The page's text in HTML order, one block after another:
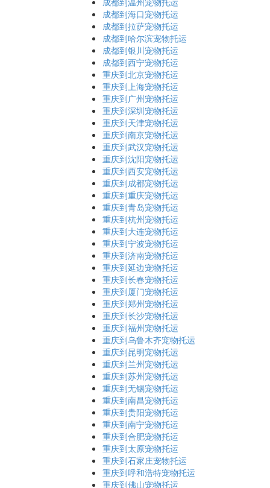
成都到海口宠物托运
成都到拉萨宠物托运
成都到哈尔滨宠物托运
成都到银川宠物托运
成都到西宁宠物托运
重庆到北京宠物托运
重庆到上海宠物托运
重庆到广州宠物托运
重庆到深圳宠物托运
重庆到天津宠物托运
重庆到南京宠物托运
重庆到武汉宠物托运
重庆到沈阳宠物托运
重庆到西安宠物托运
重庆到成都宠物托运
重庆到重庆宠物托运
重庆到青岛宠物托运
重庆到杭州宠物托运
重庆到大连宠物托运
重庆到宁波宠物托运
重庆到济南宠物托运
重庆到延边宠物托运
重庆到长春宠物托运
重庆到厦门宠物托运
重庆到郑州宠物托运
重庆到长沙宠物托运
重庆到福州宠物托运
重庆到乌鲁木齐宠物托运
重庆到昆明宠物托运
重庆到兰州宠物托运
重庆到苏州宠物托运
重庆到无锡宠物托运
重庆到南昌宠物托运
重庆到贵阳宠物托运
重庆到南宁宠物托运
重庆到合肥宠物托运
重庆到太原宠物托运
重庆到石家庄宠物托运
重庆到呼和浩特宠物托运
重庆到佛山宠物托运